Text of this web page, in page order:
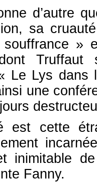
d’autre
sa
»
Truffaut
Le Lys dans
une
est cette
inimitable
Fanny.